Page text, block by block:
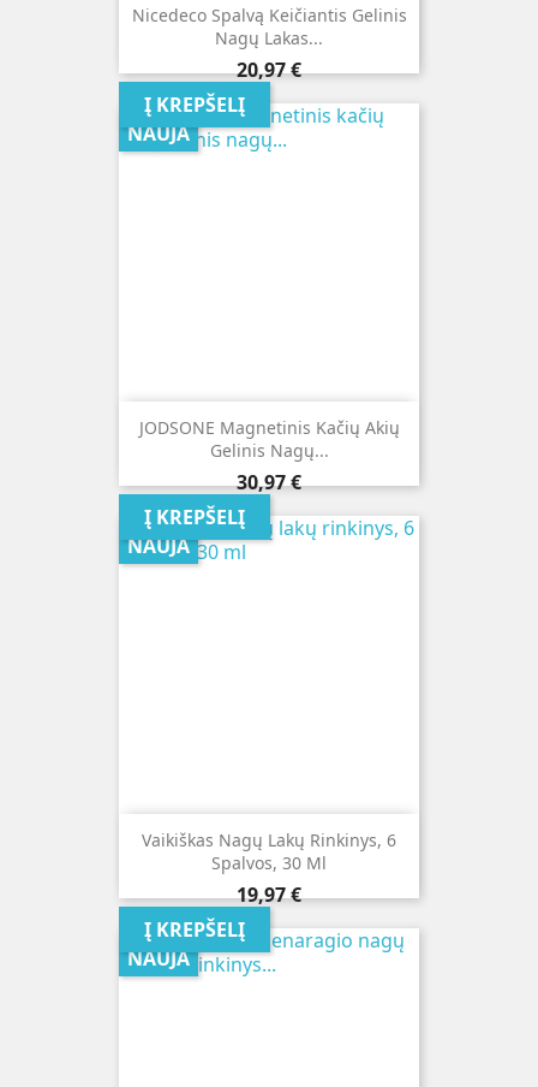
Nicedeco Spalvą Keičiantis Gelinis
Nagų Lakas...
Kaina
20,97 €
Į KREPŠELĮ
JODSONE Magnetinis Kačių Akių
Gelinis Nagų...
Kaina
30,97 €
Į KREPŠELĮ
NAUJA
Vaikiškas Nagų Lakų Rinkinys, 6
Spalvos, 30 Ml
Kaina
19,97 €
Į KREPŠELĮ
NAUJA
NAUJA